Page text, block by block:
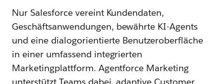
Nur Salesforce vereint Kundendaten,
Geschäftsanwendungen, bewährte KI-Agents
und eine dialogorientierte Benutzeroberfläche
in einer umfassend integrierten
Marketingplattform. Agentforce Marketing
unterstützt Teams dabei, adaptive Customer